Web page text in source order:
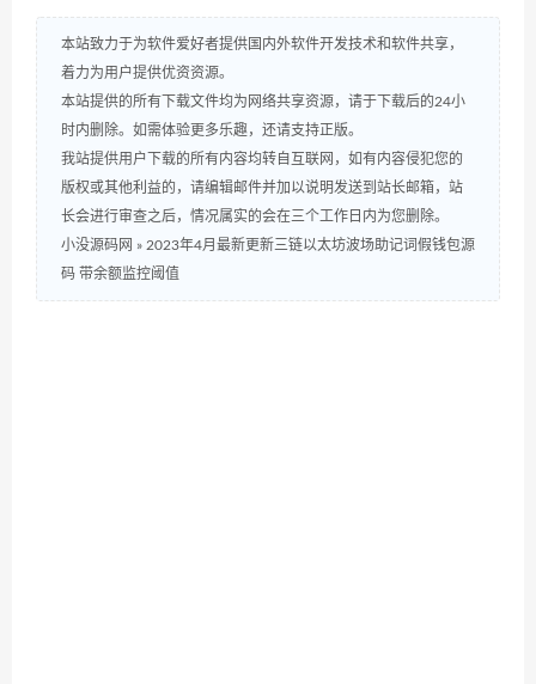
本站致力于为软件爱好者提供国内外软件开发技术和软件共享，
着力为用户提供优资资源。
本站提供的所有下载文件均为网络共享资源，请于下载后的24小
时内删除。如需体验更多乐趣，还请支持正版。
我站提供用户下载的所有内容均转自互联网，如有内容侵犯您的
版权或其他利益的，请编辑邮件并加以说明发送到站长邮箱，站
长会进行审查之后，情况属实的会在三个工作日内为您删除。
小没源码网 » 2023年4月最新更新三链以太坊波场助记词假钱包源
码 带余额监控阈值